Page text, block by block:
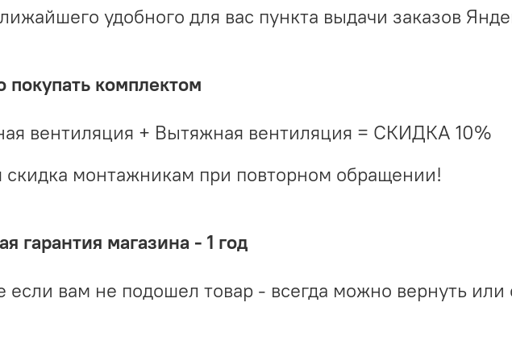
удобного для вас пункта выдачи заказов
покупать комплектом
вентиляция + Вытяжная вентиляция = СКИДКА 10%
скидка монтажникам при повторном обращении!
гарантия магазина - 1 год
если вам не подошел товар - всегда можно вернуть или